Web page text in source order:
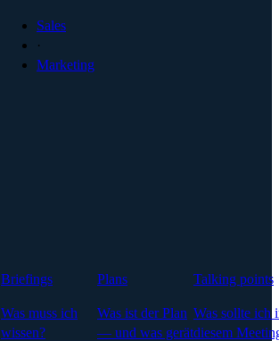
Sales
·
Marketing
Briefings
Was muss ich
wissen?
Plans
Was ist der Plan
— und was gerät
Talking points
Was sollte ich
diesem